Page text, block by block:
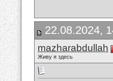
22.08.2024,
mazharabdullah
Живу я здесь